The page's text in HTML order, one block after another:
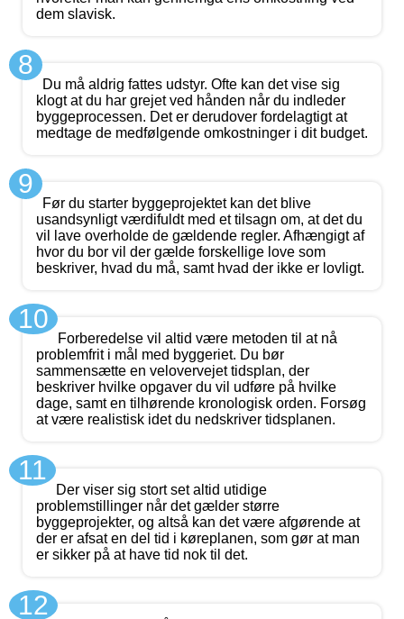
dem slavisk.
8
Du må aldrig fattes udstyr. Ofte kan det vise sig
klogt at du har grejet ved hånden når du indleder
byggeprocessen. Det er derudover fordelagtigt at
medtage de medfølgende omkostninger i dit budget.
9
Før du starter byggeprojektet kan det blive
usandsynligt værdifuldt med et tilsagn om, at det du
vil lave overholde de gældende regler. Afhængigt af
hvor du bor vil der gælde forskellige love som
beskriver, hvad du må, samt hvad der ikke er lovligt.
10
Forberedelse vil altid være metoden til at nå
problemfrit i mål med byggeriet. Du bør
sammensætte en velovervejet tidsplan, der
beskriver hvilke opgaver du vil udføre på hvilke
dage, samt en tilhørende kronologisk orden. Forsøg
at være realistisk idet du nedskriver tidsplanen.
11
Der viser sig stort set altid utidige
problemstillinger når det gælder større
byggeprojekter, og altså kan det være afgørende at
der er afsat en del tid i køreplanen, som gør at man
er sikker på at have tid nok til det.
12